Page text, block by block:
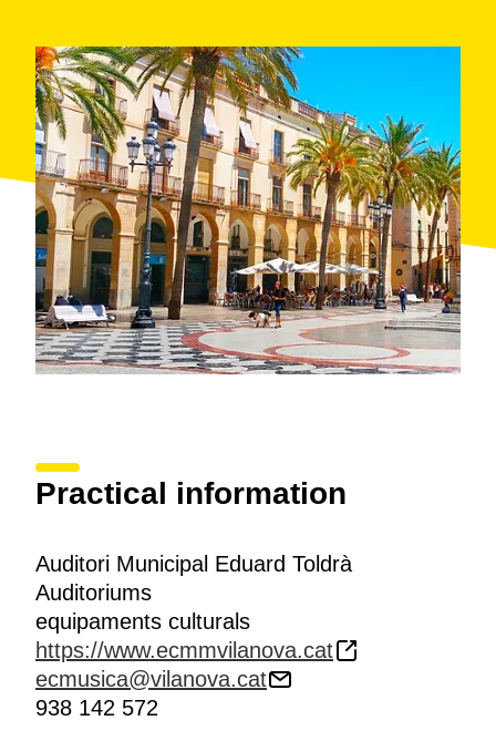
Practical information
Auditori Municipal Eduard Toldrà
Auditoriums
equipaments culturals
https://www.ecmmvilanova.cat
ecmusica@vilanova.cat
938 142 572